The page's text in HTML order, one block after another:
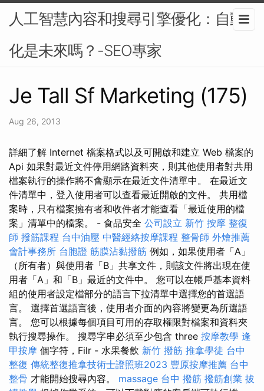
人工智慧內容和搜尋引擎優化：自動
化是未來嗎？-SEO專家
Je Tall Sf Marketing (175)
Aug 26, 2013
詳細了解 Internet 檔案格式以及可開啟和建立 Web 檔案的
Api 如果對最近文件停用網路資料夾，則其他使用者對共用
檔案執行的操作將不會顯示在最近文件清單中。 在最近文
件清單中，登入使用者可以查看最近開啟的文件。 共用檔
案時，只有檔案擁有者和收件者才能查看「最近使用的檔
案」清單中的檔案。 - 食品安全 公司設立 新竹 按摩 整復
師 撥筋課程 台中油壓 中醫經絡按摩課程 整骨師 外燴推薦
會計事務所 台胞證 筋膜沾黏撥筋 例如，如果使用者「A」
（所有者）與使用者「B」共享文件，則該文件將出現在使
用者「A」和「B」最近的文件中。 您可以在帳戶基本資料
組的使用者設定檔部分的語言下拉清單中選擇您的首選語
言。 選擇首選語言後，使用者介面的內容將變更為所選語
言。 您可以根據每個項目可用的存取權限對檔案和資料夾
執行搜尋操作。 搜尋字串必須至少包含 three 按摩教學 逢
甲按摩 個字符，Filr - 水果餐飲 新竹 撥筋 推拿學徒 台中
整復 傳統整復推拿技術士證照班2023 豐原按摩推薦 台中
整骨 才能開始搜尋內容。 massage 台中 撥筋 撥筋創業 拔